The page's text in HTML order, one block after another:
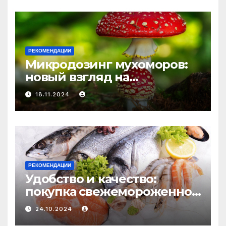
РЕКОМЕНДАЦИИ
Микродозинг мухоморов:
новый взгляд на
психоделику
18.11.2024
РЕКОМЕНДАЦИИ
Удобство и качество:
покупка свежемороженной
рыбы онлайн
24.10.2024